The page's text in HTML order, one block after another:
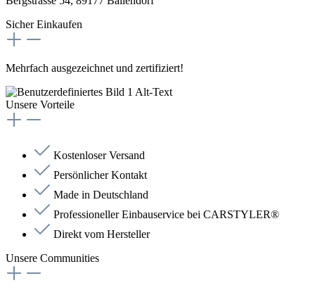
Sicher Einkaufen
Mehrfach ausgezeichnet und zertifiziert!
Unsere Vorteile
Kostenloser Versand
Persönlicher Kontakt
Made in Deutschland
Professioneller Einbauservice bei CARSTYLER®
Direkt vom Hersteller
Unsere Communities